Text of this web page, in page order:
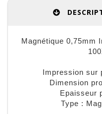
Magnétique 0,75mm
Impression sur
Dimension
Epaisseur
Type :